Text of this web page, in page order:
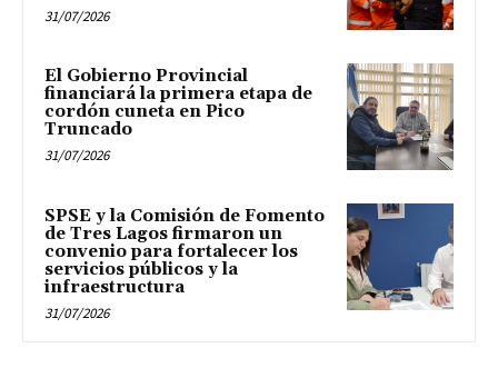
31/07/2026
El Gobierno Provincial
financiará la primera etapa de
cordón cuneta en Pico
Truncado
31/07/2026
SPSE y la Comisión de Fomento
de Tres Lagos firmaron un
convenio para fortalecer los
servicios públicos y la
infraestructura
31/07/2026